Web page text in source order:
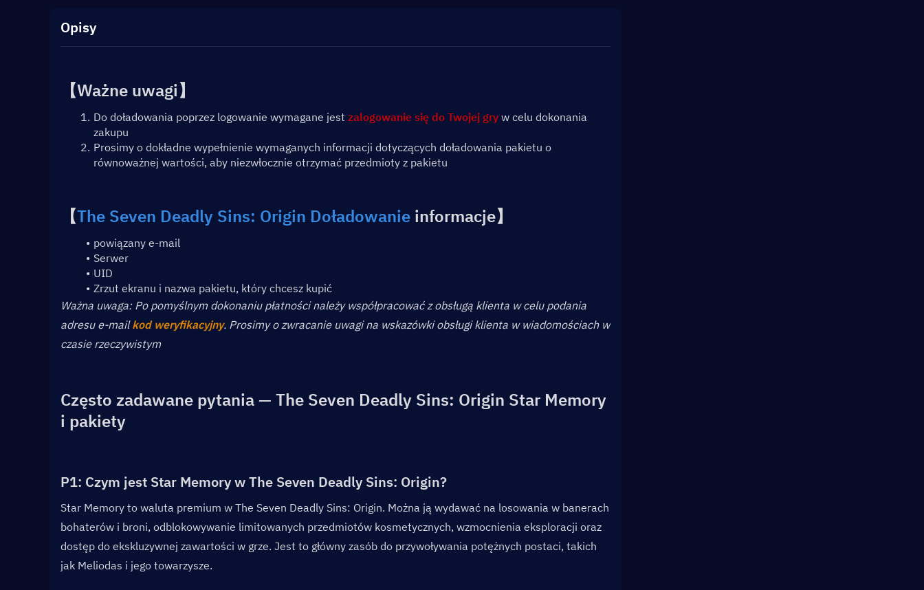
Opisy
【Ważne uwagi】
Do doładowania poprzez logowanie wymagane jest zalogowanie się do Twojej gry w celu dokonania
zakupu
Prosimy o dokładne wypełnienie wymaganych informacji dotyczących doładowania pakietu o
równoważnej wartości, aby niezwłocznie otrzymać przedmioty z pakietu
【The Seven Deadly Sins: Origin Doładowanie informacje】
powiązany e-mail
Serwer
UID
Zrzut ekranu i nazwa pakietu, który chcesz kupić
﻿Ważna uwaga: Po pomyślnym dokonaniu płatności należy współpracować z obsługą klienta w celu podania
adresu e-mail kod weryfikacyjny. Prosimy o zwracanie uwagi na wskazówki obsługi klienta w wiadomościach w
czasie rzeczywistym
Często zadawane pytania — The Seven Deadly Sins: Origin Star Memory
i pakiety
P1: Czym jest Star Memory w The Seven Deadly Sins: Origin?
Star Memory to waluta premium w The Seven Deadly Sins: Origin. Można ją wydawać na losowania w banerach
bohaterów i broni, odblokowywanie limitowanych przedmiotów kosmetycznych, wzmocnienia eksploracji oraz
dostęp do ekskluzywnej zawartości w grze. Jest to główny zasób do przywoływania potężnych postaci, takich
jak Meliodas i jego towarzysze.